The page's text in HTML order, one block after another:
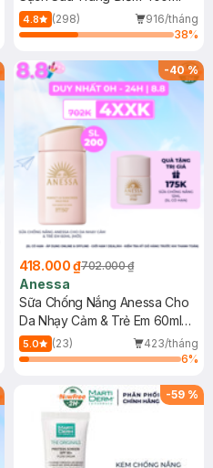
4.8 (298)
916/tháng
38%
-40%
418.000 ₫702.000 ₫
Anessa
Sữa Chống Nắng Anessa Cho
Da Nhạy Cảm & Trẻ Em 60ml
(Mới)
5.0 (23)
423/tháng
6%
-59 %